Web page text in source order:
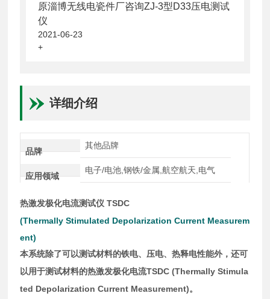
原淄博无线电瓷件厂咨询ZJ-3型D33压电测试
仪
2021-06-23
+
详细介绍
品牌
其他品牌
应用领域
电子/电池,钢铁/金属,航空航天,电气
热激发极化电流测试仪 TSDC
(Thermally Stimulated Depolarization Current Measurem
ent)
本系统除了可以测试材料的铁电、压电、热释电性能外，还可
以用于测试材料的热激发极化电流TSDC (Thermally Stimula
ted Depolarization Current Measurement)。